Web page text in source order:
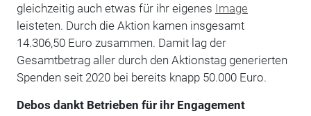
gleichzeitig auch etwas für ihr eigenes Image
leisteten. Durch die Aktion kamen insgesamt
14.306,50 Euro zusammen. Damit lag der
Gesamtbetrag aller durch den Aktionstag generierten
Spenden seit 2020 bei bereits knapp 50.000 Euro.
Debos dankt Betrieben für ihr Engagement